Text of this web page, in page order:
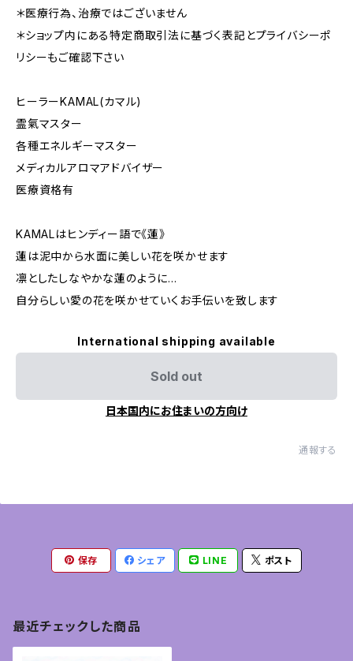
＊医療行為、治療ではございません
＊ショップ内にある特定商取引法に基づく表記とプライバシーポ
リシーもご確認下さい
ヒーラーKAMAL(カマル)
霊氣マスター
各種エネルギーマスター
メディカルアロマアドバイザー
医療資格有
KAMALはヒンディー語で《蓮》
蓮は泥中から水面に美しい花を咲かせます
凛としたしなやかな蓮のように…
自分らしい愛の花を咲かせていくお手伝いを致します
International shipping available
Sold out
日本国内にお住まいの方向け
通報する
保存 シェア LINE ポスト
最近チェックした商品